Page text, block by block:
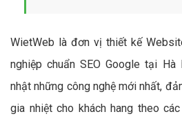
WietWeb là đơn vị thiết kế
nghiệp chuẩn SEO Google tại
nhật những công nghệ mới nhất,
gia nhiệt cho khách hang theo